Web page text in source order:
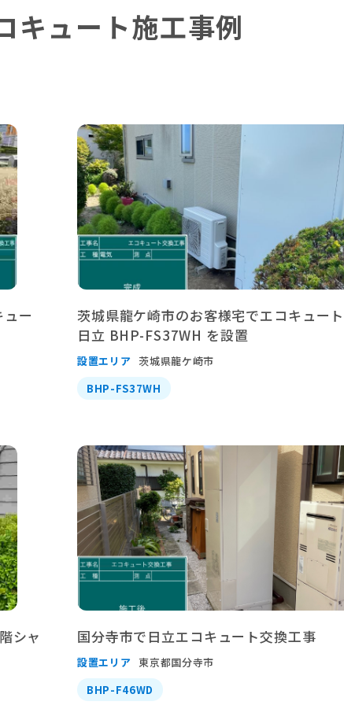
キュート施工事例
ー
茨城県龍ケ崎市のお客様宅でエコキュー
日立 BHP-FS37WH を設置
設置エリア 茨城県龍ケ崎市
BHP-FS37WH
シャ
国分寺市で日立エコキュート交換工事
設置エリア 東京都国分寺市
BHP-F46WD